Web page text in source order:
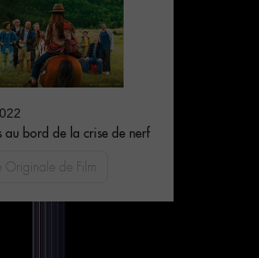
au bord de la crise de nerf
Originale de Film